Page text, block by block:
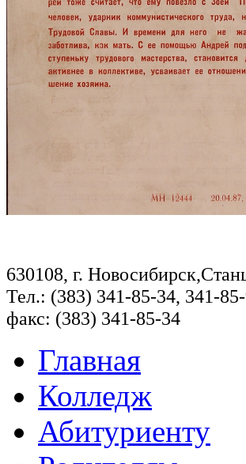
630108, г.
Тел.: (383) 341-85-34, 341-
факс: (383) 341-85-34
Главная
Колледж
Абитуриенту